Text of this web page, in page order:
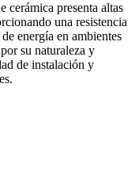
cerámica presenta altas
una resistencia
energía en ambientes
su naturaleza y
de instalación y